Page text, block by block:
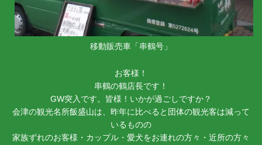
移動販売車「串鶴号」
お客様！
串鶴の鶴店長です！
GW突入です。皆様！いかが過ごしですか？
会津の観光名所飯盛山は、昨年に比べると団体の観光客は減って
いるものの
家族ずれのお客様・カップル・愛犬をお連れの方々・近所の方々